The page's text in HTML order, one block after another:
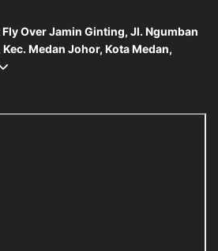
Over Jamin Ginting, Jl. Ngumban
Medan Johor, Kota Medan,